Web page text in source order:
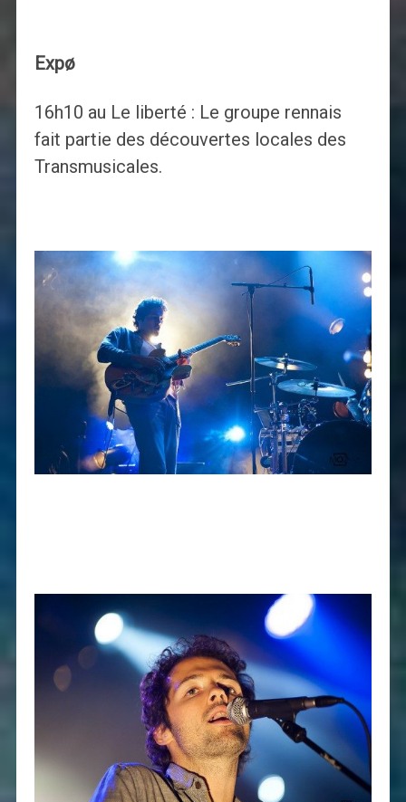
Expø
16h10 au Le liberté : Le groupe rennais
fait partie des découvertes locales des
Transmusicales.